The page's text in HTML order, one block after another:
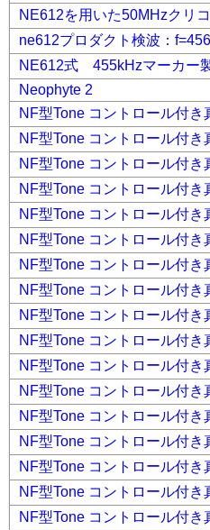
NE612を用いた50MHzクリ
ne612プロダクト検波：
NE612式 455kHzマーカー
Neophyte 2
NF型Tone コントロール付
NF型Tone コントロール付
NF型Tone コントロール付
NF型Tone コントロール付
NF型Tone コントロール付
NF型Tone コントロール付
NF型Tone コントロール付
NF型Tone コントロール付
NF型Tone コントロール付
NF型Tone コントロール付
NF型Tone コントロール付
NF型Tone コントロール付
NF型Tone コントロール付
NF型Tone コントロール付
NF型Tone コントロール付
NF型Tone コントロール付
NF型Tone コントロール付